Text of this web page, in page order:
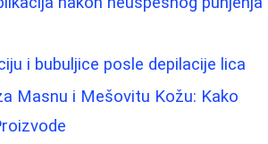
i bubuljice posle depilacije lica
Masnu i Mešovitu Kožu: Kako